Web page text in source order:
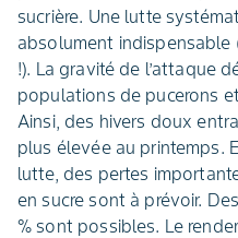
sucrière. Une lutte
absolument indispensable
!). La gravité de l’attaque
populations de pucerons
Ainsi, des hivers doux
plus élevée au printemps.
lutte, des pertes
en sucre sont à prévoir.
% sont possibles. Le